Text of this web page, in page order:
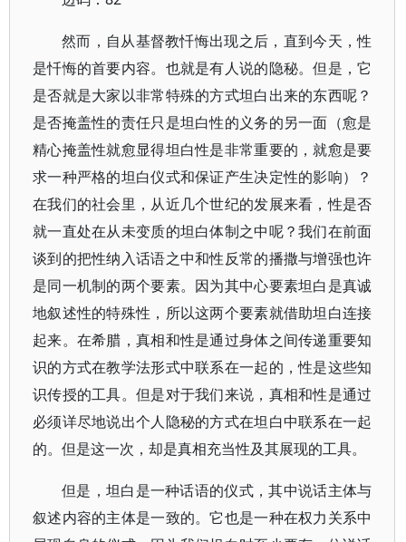
然而，自从基督教忏悔出现之后，直到今天，性
是忏悔的首要内容。也就是有人说的隐秘。但是，它
是否就是大家以非常特殊的方式坦白出来的东西呢？
是否掩盖性的责任只是坦白性的义务的另一面（愈是
精心掩盖性就愈显得坦白性是非常重要的，就愈是要
求一种严格的坦白仪式和保证产生决定性的影响）？
在我们的社会里，从近几个世纪的发展来看，性是否
就一直处在从未变质的坦白体制之中呢？我们在前面
谈到的把性纳入话语之中和性反常的播撒与增强也许
是同一机制的两个要素。因为其中心要素坦白是真诚
地叙述性的特殊性，所以这两个要素就借助坦白连接
起来。在希腊，真相和性是通过身体之间传递重要知
识的方式在教学法形式中联系在一起的，性是这些知
识传授的工具。但是对于我们来说，真相和性是通过
必须详尽地说出个人隐秘的方式在坦白中联系在一起
的。但是这一次，却是真相充当性及其展现的工具。
但是，坦白是一种话语的仪式，其中说话主体与
叙述内容的主体是一致的。它也是一种在权力关系中